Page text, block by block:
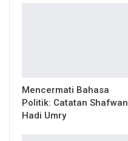
Mencermati Bahasa
Politik: Catatan Shafwan
Hadi Umry